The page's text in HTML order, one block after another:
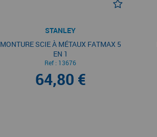
STANLEY
MONTURE SCIE À MÉTAUX FATMAX 5
EN 1
Ref : 13676
64,80 €